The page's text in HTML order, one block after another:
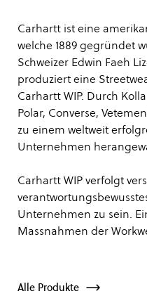
Carhartt ist eine
welche 1889 gegründet
Schweizer Edwin Faeh
produziert eine
Carhartt WIP. Durch
Polar, Converse,
zu einem weltweit
Unternehmen
Carhartt WIP verfolgt
Unternehmen zu sein.
Massnahmen der
Alle Produkte